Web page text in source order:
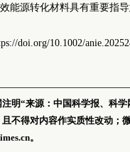
能源转化材料具有重要指导
doi.org/10.1002/
明“来源：中国科学报、科
不得对内容作实质性改动；
。